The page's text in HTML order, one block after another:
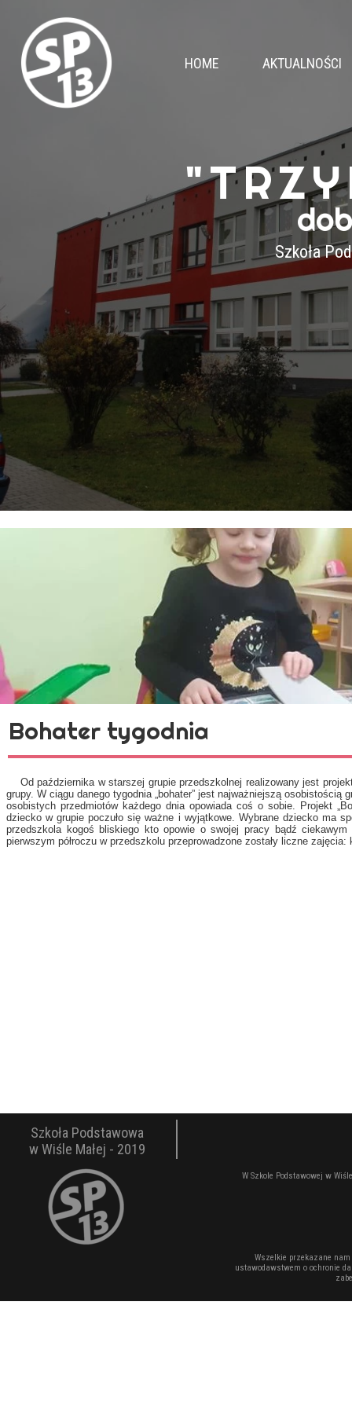
HOME AKTUALNOŚCI
Szkoła
Od października w starszej grupie przedszkolnej realizowany jest
grupy. W ciągu danego tygodnia „bohater” jest najważniejszą osobistością
osobistych przedmiotów każdego dnia opowiada coś o sobie. Projekt
dziecko w grupie poczuło się ważne i wyjątkowe. Wybrane dziecko ma
przedszkola kogoś bliskiego kto opowie o swojej pracy bądź
pierwszym półroczu w przedszkolu przeprowadzone zostały liczne
Bohater tygodnia
W Szkole Podstawowej w
Wszelkie przekazane
ustawodawstwem o ochronie
Szkoła Podstawowa
w Wiśle Małej - 2019